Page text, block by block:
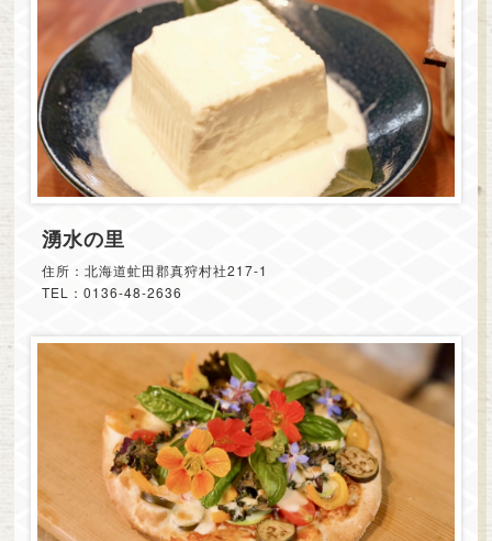
湧水の里
住所：北海道虻田郡真狩村社217-1
TEL：0136-48-2636